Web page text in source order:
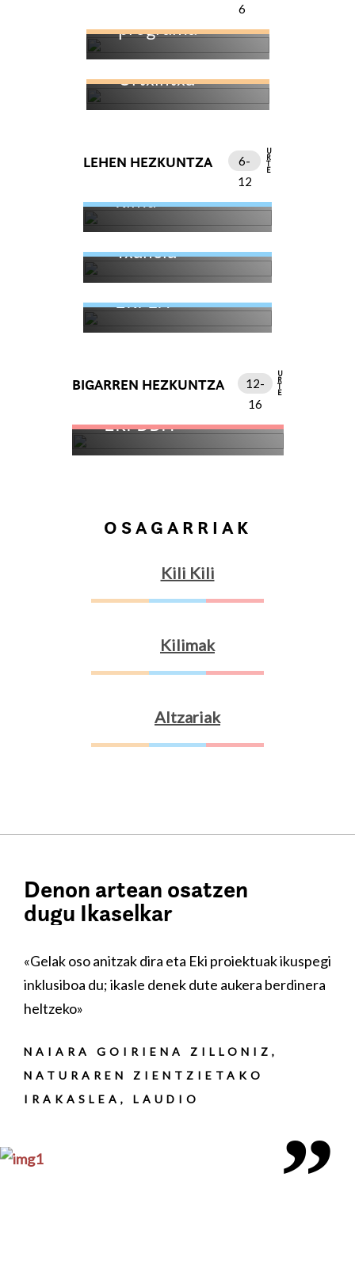
6
programa
Urtxintxa
LEHEN HEZKUNTZA
6-
12
URTE
Kimu
Txanela
EKI LH
BIGARREN HEZKUNTZA
12-
16
URTE
EKI DBH
OSAGARRIAK
Kili Kili
Kilimak
Altzariak
Denon artean osatzen
dugu Ikaselkar
proiektuak ikuspegi
aukera berdinera
«Euskal Herrian sortua da
hurbilekoa dugu, eta
DABID
EUSKARAKO